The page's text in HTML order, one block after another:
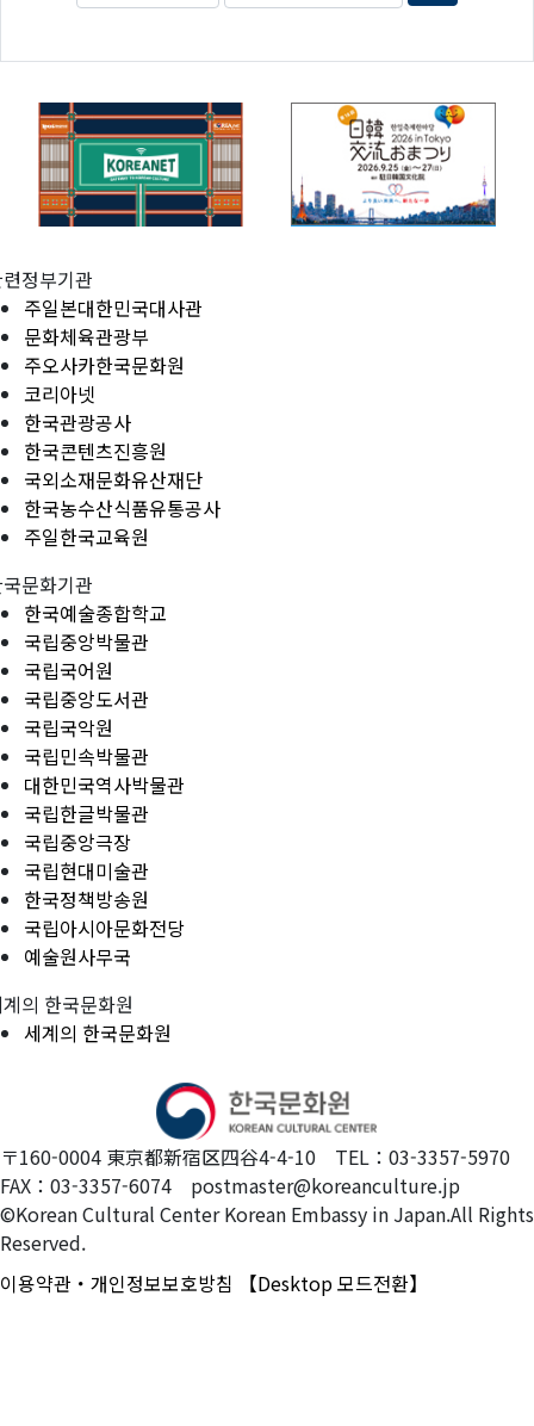
정부기관
주일본대한민국대사관
문화체육관광부
주오사카한국문화원
코리아넷
한국관광공사
한국콘텐츠진흥원
국외소재문화유산재단
한국농수산식품유통공사
주일한국교육원
문화기관
한국예술종합학교
국립중앙박물관
국립국어원
국립중앙도서관
국립국악원
국립민속박물관
대한민국역사박물관
국립한글박물관
국립중앙극장
국립현대미술관
한국정책방송원
국립아시아문화전당
예술원사무국
의 한국문화원
세계의 한국문화원
〒160-0004 東京都新宿区四谷4-4-10 TEL：03-3357-5970
FAX：03-3357-6074 postmaster@koreanculture.jp
©Korean Cultural Center Korean Embassy in Japan.All Rights
Reserved.
이용약관・개인정보보호방침
【Desktop 모드전환】